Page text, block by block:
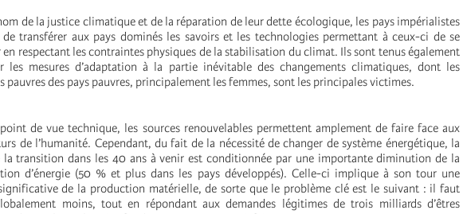
de la justice climatique et de la réparation de leur dette écologique, les pays impérialistes
transférer aux pays dominés les savoirs et les technologies permettant à ceux-ci de se
en respectant les contraintes physiques de la stabilisation du climat. Ils sont tenus également
les mesures d’adaptation à la partie inévitable des changements climatiques, dont les
pauvres des pays pauvres, principalement les femmes, sont les principales victimes.
de vue technique, les sources renouvelables permettent amplement de faire face aux
de l’humanité. Cependant, du fait de la nécessité de changer de système énergétique, la
la transition dans les 40 ans à venir est conditionnée par une importante diminution de la
d’énergie (50 % et plus dans les pays développés). Celle-ci implique à son tour une
de la production matérielle, de sorte que le problème clé est le suivant : il faut
moins, tout en répondant aux demandes légitimes de trois milliards d’êtres